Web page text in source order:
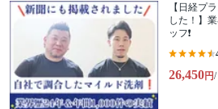
【日経プ
した！】
ッフ❗️
26,450円/